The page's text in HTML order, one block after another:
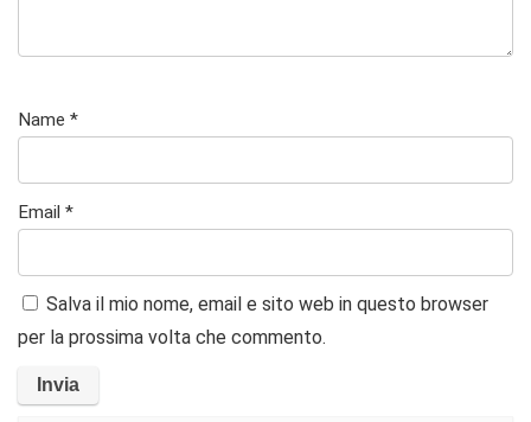
Name *
Email *
Salva il mio nome, email e sito web in questo browser
per la prossima volta che commento.